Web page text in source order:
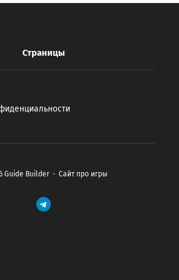
Страницы
Guide Builder · Сайт про игры